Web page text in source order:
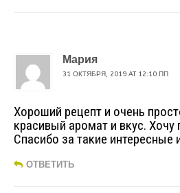
Мария
31 ОКТЯБРЯ, 2019 AT 12:10 ПП
Хороший рецепт и очень
красивый аромат и вкус. Хочу
Спасибо за такие интересные
ОТВЕТИТЬ